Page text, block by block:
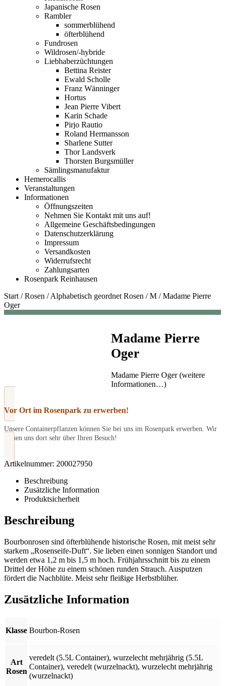
Japanische Rosen
Rambler
sommerblühend
öfterblühend
Fundrosen
Wildrosen/-hybride
Liebhaberzüchtungen
Bettina Reister
Ewald Scholle
Franz Wänninger
Hortus
Jean Pierre Vibert
Karin Schade
Pirjo Rautio
Roland Hermansson
Sharlene Sutter
Thor Landsverk
Thorsten Burgsmüller
Sämlingsmanufaktur
Hemerocallis
Veranstaltungen
Informationen
Öffnungszeiten
Nehmen Sie Kontakt mit uns auf!
Allgemeine Geschäftsbedingungen
Datenschutzerklärung
Impressum
Versandkosten
Widerrufsrecht
Zahlungsarten
Rosenpark Reinhausen
Start /Rosen /Alphabetisch geordnet Rosen /M /Madame Pierre
Oger
Madame Pierre
Oger
Madame Pierre Oger (weitere
Informationen…)
Vor Ort im Rosenpark zu erwerben!
Unsere Containerpflanzen können Sie bei uns im Rosenpark erwerben. Wir
freuen uns dort sehr über Ihren Besuch!
Artikelnummer: 200027950
Beschreibung
Zusätzliche Information
Produktsicherheit
Beschreibung
Bourbonrosen sind öfterblühende historische Rosen, mit meist sehr
starkem „Rosenseife-Duft“. Sie lieben einen sonnigen Standort und
werden etwa 1,2 m bis 1,5 m hoch. Frühjahrsschnitt bis zu einem
Drittel der Höhe zu einem schönen runden Strauch. Ausputzen
fördert die Nachblüte. Meist sehr fleißige Herbstblüher.
Zusätzliche Information
Klasse Bourbon-Rosen
Art
Rosen
veredelt (5.5L Container), wurzelecht mehrjährig (5.5L
Container), veredelt (wurzelnackt), wurzelecht mehrjährig
(wurzelnackt)